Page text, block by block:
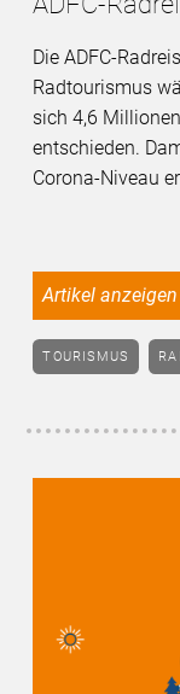
Die ADFC-
Radtourismus
sich 4,6
entschieden.
Corona-Niveau
Artikel anzeigen
TOURISMUS